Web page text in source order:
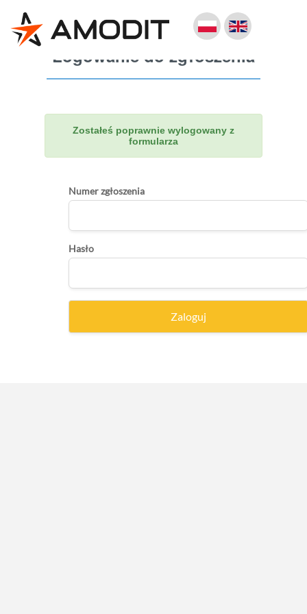
Logowanie do zgłoszenia
Zostałeś poprawnie wylogowany z
formularza
Numer zgłoszenia
Hasło